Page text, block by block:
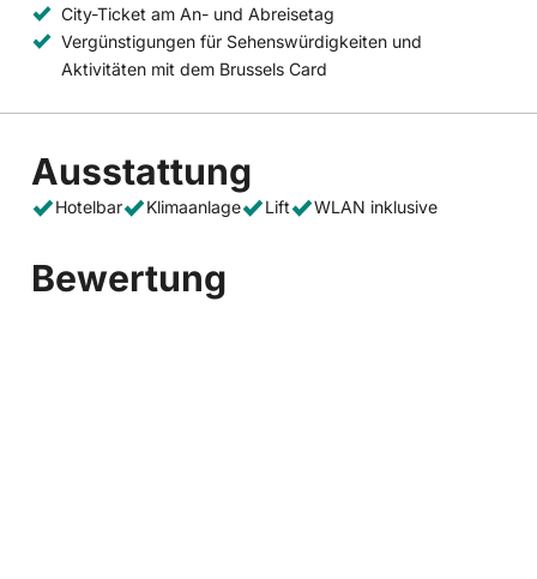
City-Ticket am An- und Abreisetag
Vergünstigungen für Sehenswürdigkeiten und
Aktivitäten mit dem Brussels Card
Ausstattung
Hotelbar Klimaanlage Lift WLAN inklusive
Bewertung